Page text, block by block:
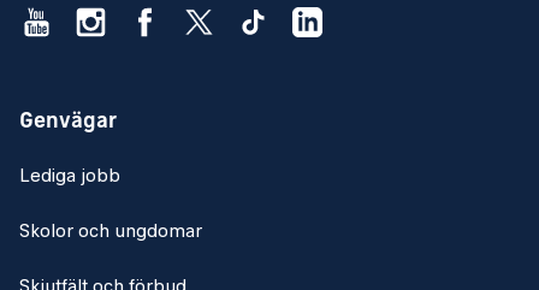
Genvägar
Lediga jobb
Skolor och ungdomar